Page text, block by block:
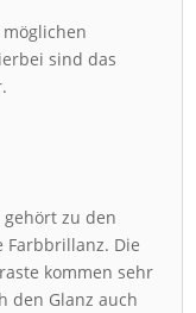
sind das
gehört zu den
Farbbrillanz. Die
kommen sehr
den Glanz auch